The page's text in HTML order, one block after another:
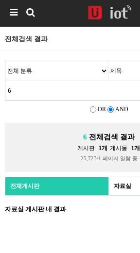
전체검색 결과
OR AND
6 전체검색 결과
게시판 1개 게시물 1개
25,723/1 페이지 열람 중
전체게시판 자료실
자료실 게시판 내 결과